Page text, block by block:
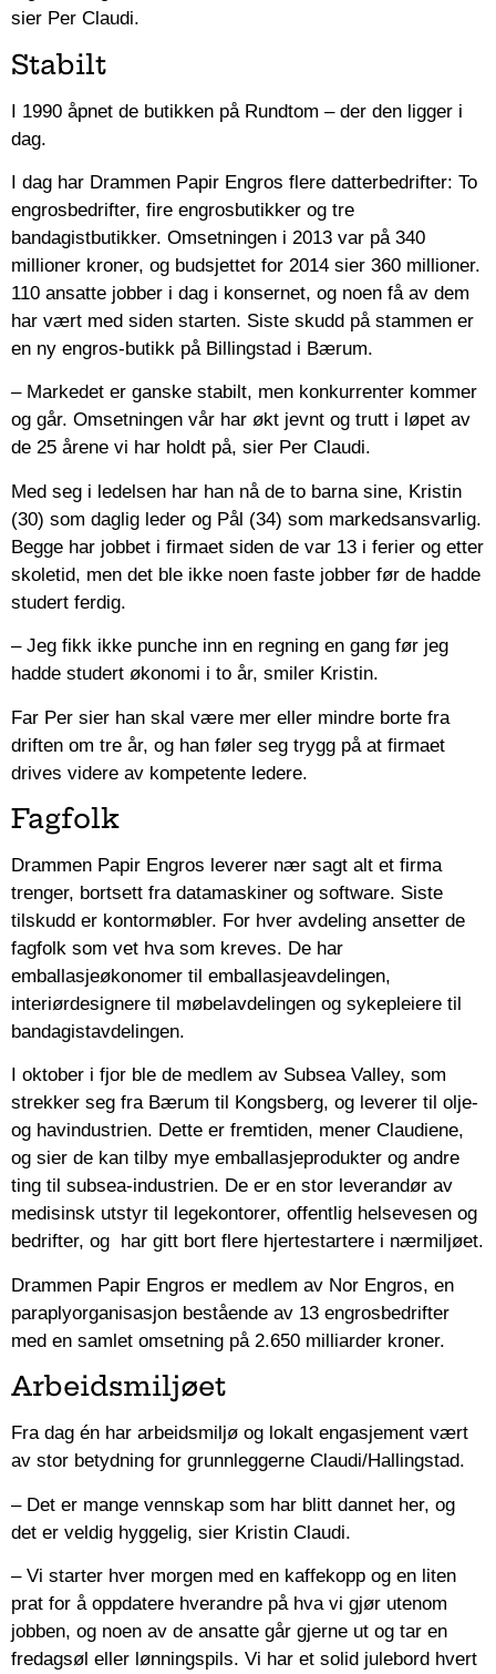
sier Per Claudi.
Stabilt
I 1990 åpnet de butikken på Rundtom – der den ligger i
dag.
I dag har Drammen Papir Engros flere datterbedrifter: To
engrosbedrifter, fire engrosbutikker og tre
bandagistbutikker. Omsetningen i 2013 var på 340
millioner kroner, og budsjettet for 2014 sier 360 millioner.
110 ansatte jobber i dag i konsernet, og noen få av dem
har vært med siden starten. Siste skudd på stammen er
en ny engros-butikk på Billingstad i Bærum.
– Markedet er ganske stabilt, men konkurrenter kommer
og går. Omsetningen vår har økt jevnt og trutt i løpet av
de 25 årene vi har holdt på, sier Per Claudi.
Med seg i ledelsen har han nå de to barna sine, Kristin
(30) som daglig leder og Pål (34) som markedsansvarlig.
Begge har jobbet i firmaet siden de var 13 i ferier og etter
skoletid, men det ble ikke noen faste jobber før de hadde
studert ferdig.
– Jeg fikk ikke punche inn en regning en gang før jeg
hadde studert økonomi i to år, smiler Kristin.
Far Per sier han skal være mer eller mindre borte fra
driften om tre år, og han føler seg trygg på at firmaet
drives videre av kompetente ledere.
Fagfolk
Drammen Papir Engros leverer nær sagt alt et firma
trenger, bortsett fra datamaskiner og software. Siste
tilskudd er kontormøbler. For hver avdeling ansetter de
fagfolk som vet hva som kreves. De har
emballasjeøkonomer til emballasjeavdelingen,
interiørdesignere til møbelavdelingen og sykepleiere til
bandagistavdelingen.
I oktober i fjor ble de medlem av Subsea Valley, som
strekker seg fra Bærum til Kongsberg, og leverer til olje-
og havindustrien. Dette er fremtiden, mener Claudiene,
og sier de kan tilby mye emballasjeprodukter og andre
ting til subsea-industrien. De er en stor leverandør av
medisinsk utstyr til legekontorer, offentlig helsevesen og
bedrifter, og har gitt bort flere hjertestartere i nærmiljøet.
Drammen Papir Engros er medlem av Nor Engros, en
paraplyorganisasjon bestående av 13 engrosbedrifter
med en samlet omsetning på 2.650 milliarder kroner.
Arbeidsmiljøet
Fra dag én har arbeidsmiljø og lokalt engasjement vært
av stor betydning for grunnleggerne Claudi/Hallingstad.
– Det er mange vennskap som har blitt dannet her, og
det er veldig hyggelig, sier Kristin Claudi.
– Vi starter hver morgen med en kaffekopp og en liten
prat for å oppdatere hverandre på hva vi gjør utenom
jobben, og noen av de ansatte går gjerne ut og tar en
fredagsøl eller lønningspils. Vi har et solid julebord hvert